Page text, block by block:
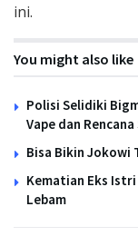
ini.
You might also like
Polisi Selidiki
Vape dan
Bisa Bikin Jokowi
Kematian Eks
Lebam